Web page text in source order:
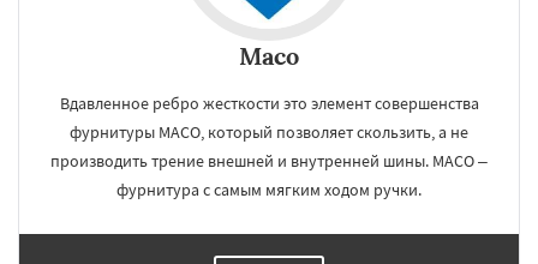
Maco
Вдавленное ребро жесткости это элемент совершенства
фурнитуры МАСО, который позволяет скользить, а не
производить трение внешней и внутренней шины. МАСО –
фурнитура с самым мягким ходом ручки.